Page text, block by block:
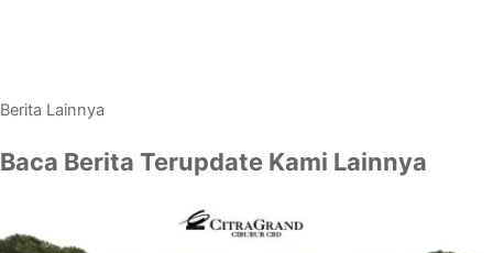
Berita Lainnya
Baca Berita Terupdate Kami Lainnya